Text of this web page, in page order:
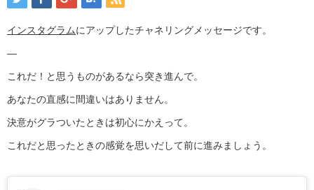
インスタグラムにアップしたチャネリングメッセージです。
—
これだ！と思うものがあるなら突き進んで。
あなたの直感に間違いはありません。
決意がグラついたときは初心にかえって。
これだと思ったときの感覚を思いだして前に進みましょう。